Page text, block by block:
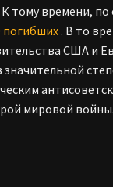
К тому времени,
погибших. В то
США и
мировой войны.